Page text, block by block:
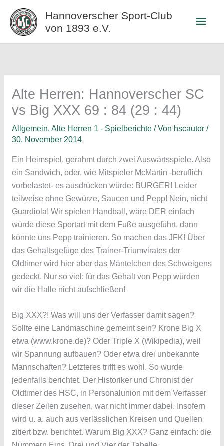
Inhalt
springen
Hannoverscher Sport-Club
von 1893 e.V.
Alte Herren: Hannoverscher SC
vs Big XXX 69 : 84 (29 : 44)
Allgemein, Alte Herren 1 - Spielberichte/ Von hscautor /
30. November 2014
Ein Heimspiel, gerahmt durch zwei Auswärtsspiele. Also
ein Sandwich, oder, wie Mitspieler McMartin -beruflich
vorbelastet- es ausdrücken würde: BURGER! Leider
teilweise ohne Gewürze, Saucen und Pepp! Nein, nicht
Guardiola! Wir spielen Handball, wäre DER einfach
würde diese Sportart mit dem Fuße ausgeführt, dann
könnte uns Pepp trainieren. So machen das JFK! Über
das Gehaltsgefüge des Trainer-Triumvirates der
Oldtimer wird hier aber das Mäntelchen des Schweigens
gedeckt. Nur so viel: für das Gehalt von Pepp würden
wir die Halle nicht aufschließen!
Big XXX?! Was will uns der Verfasser damit sagen?
Sollte eine Landmaschine gemeint sein? Krone Big X
etwa (www.krone.de)? Oder Triple X (Wikipedia), weil
wir Spannung aufbauen? Oder etwa drei unbekannte
Mannschaften? Letzteres trifft es wohl. So wurde
jedenfalls berichtet. Der Historiker und Chronist der
Oldtimer des HSC, in Personalunion mit dem Verfasser
dieser Zeilen zusehen, war nicht immer dabei. Insofern
wird u. a. auch aus verlässlichen Kreisen und Quellen
zitiert bzw. berichtet. Warum Big XXX? Ganz einfach: die